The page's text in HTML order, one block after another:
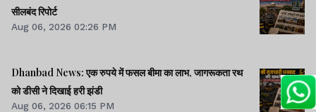
सीलबंद रिपोर्ट
Aug 06, 2026 02:26 PM
Dhanbad News: एक रुपये में फसल बीमा का लाभ, जागरूकता रथ
को डीसी ने दिखाई हरी झंडी
Aug 06, 2026 06:15 PM